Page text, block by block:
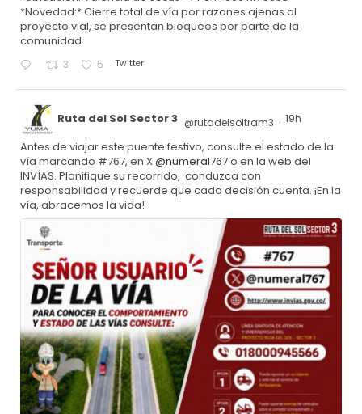
*Novedad:* Cierre total de vía por razones ajenas al
proyecto vial, se presentan bloqueos por parte de la
comunidad.
3 5 Twitter
Ruta del Sol Sector 3 @rutadelsoltram3 · 19h
Antes de viajar este puente festivo, consulte el estado de la
vía marcando #767, en X@numeral767o en la web del
INVÍAS. Planifique su recorrido, conduzca con
responsabilidad y recuerde que cada decisión cuenta. ¡En la
vía, abracemos la vida!